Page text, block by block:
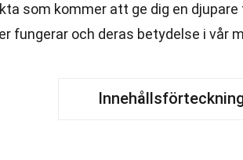
som kommer att ge dig en
fungerar och deras betydelse i vår